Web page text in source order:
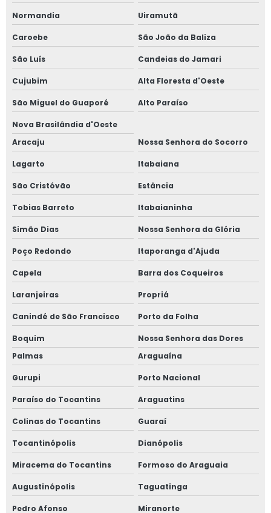
Normandia Uiramutã
Caroebe São João da Baliza
São Luís Candeias do Jamari
Cujubim Alta Floresta d'Oeste
São Miguel do Guaporé Alto Paraíso
Nova Brasilândia d'Oeste
Aracaju
Nossa Senhora do Socorro
Lagarto Itabaiana
São Cristóvão Estância
Tobias Barreto Itabaianinha
Simão Dias Nossa Senhora da Glória
Poço Redondo Itaporanga d'Ajuda
Capela Barra dos Coqueiros
Laranjeiras Propriá
Canindé de São Francisco Porto da Folha
Boquim
Nossa Senhora das Dores
Palmas
Araguaína
Gurupi Porto Nacional
Paraíso do Tocantins Araguatins
Colinas do Tocantins Guaraí
Tocantinópolis Dianópolis
Miracema do Tocantins Formoso do Araguaia
Augustinópolis Taguatinga
Pedro Afonso Miranorte